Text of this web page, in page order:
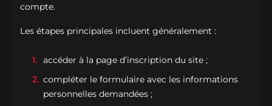
compte.
Les étapes principales incluent généralement :
accéder à la page d’inscription du site ;
compléter le formulaire avec les informations
personnelles demandées ;